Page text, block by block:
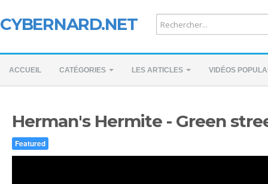
CYBERNARD.NET
ACCUEIL CATÉGORIES LES ARTICLES VIDÉOS
Herman's Hermite - Green
Featured